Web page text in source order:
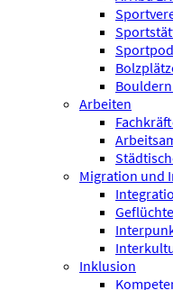
Arbeiten
Migration und
Inklusion